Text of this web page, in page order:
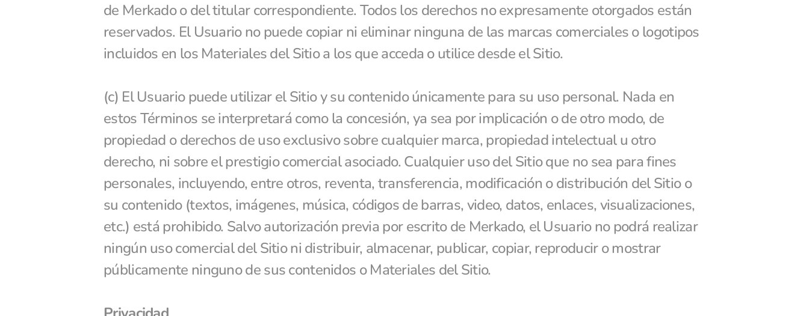
de Merkado o del titular correspondiente. Todos los derechos no expresamente otorgados están
reservados. El Usuario no puede copiar ni eliminar ninguna de las marcas comerciales o logotipos
incluidos en los Materiales del Sitio a los que acceda o utilice desde el Sitio.
(c) El Usuario puede utilizar el Sitio y su contenido únicamente para su uso personal. Nada en
estos Términos se interpretará como la concesión, ya sea por implicación o de otro modo, de
propiedad o derechos de uso exclusivo sobre cualquier marca, propiedad intelectual u otro
derecho, ni sobre el prestigio comercial asociado. Cualquier uso del Sitio que no sea para fines
personales, incluyendo, entre otros, reventa, transferencia, modificación o distribución del Sitio o
su contenido (textos, imágenes, música, códigos de barras, video, datos, enlaces, visualizaciones,
etc.) está prohibido. Salvo autorización previa por escrito de Merkado, el Usuario no podrá realizar
ningún uso comercial del Sitio ni distribuir, almacenar, publicar, copiar, reproducir o mostrar
públicamente ninguno de sus contenidos o Materiales del Sitio.